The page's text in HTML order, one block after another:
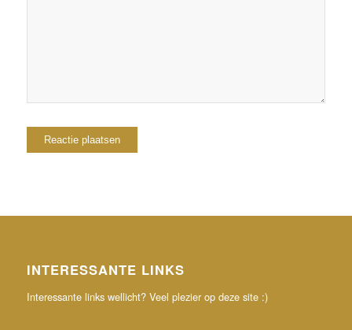
INTERESSANTE LINKS
Interessante links wellicht? Veel plezier op deze site :)